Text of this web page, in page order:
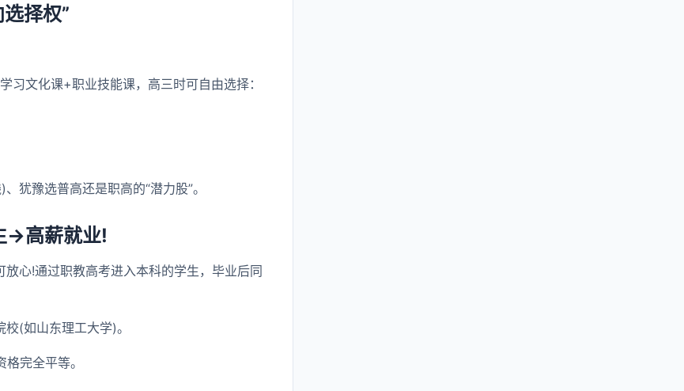
择权”
习文化课+职业技能课，高三时可自由选择：
犹豫选普高还是职高的“潜力股”。
→高薪就业!
心!通过职教高考进入本科的学生，毕业后同
(如山东理工大学)。
完全平等。